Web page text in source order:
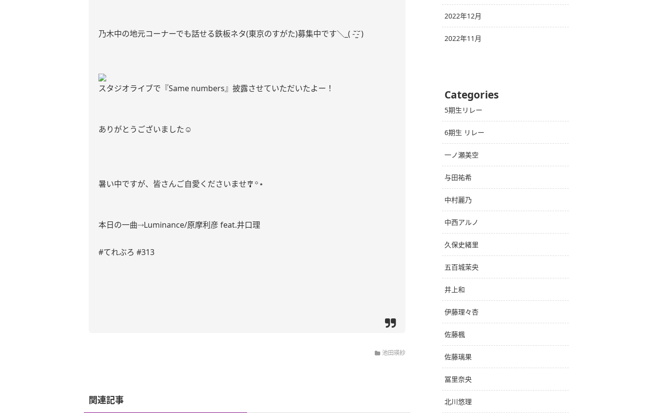
乃木中の地元コーナーでも話せる鉄板ネタ(東京のすがた)募集中です＼_( -᷅ ̫̈-᷄ )
スタジオライブで『Same numbers』披露させていただいたよー！
ありがとうございました☺︎
暑い中ですが、皆さんご自愛くださいませ🎐꙳⋆
本日の一曲⤑Luminance/原摩利彦 feat.井口理
#てれぶろ #313
池田瑛紗
関連記事
2022年12月
2022年11月
Categories
5期生リレー
6期生 リレー
一ノ瀬美空
与田祐希
中村麗乃
中西アルノ
久保史緒里
五百城茉央
井上和
伊藤理々杏
佐藤楓
佐藤璃果
冨里奈央
北川悠理